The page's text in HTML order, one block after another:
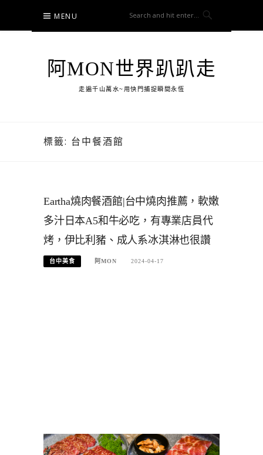
content
MENU
阿MON世界趴趴走
走遍千山萬水~用快門捕捉瞬間永恆
標籤: 台中餐酒館
Eartha燒肉餐酒館|台中燒肉推薦，軟嫩
多汁日本A5和牛必吃，有專業店員代
烤，伊比利豬、成人系冰淇淋也很讚
台中美食 阿MON 2024-04-17